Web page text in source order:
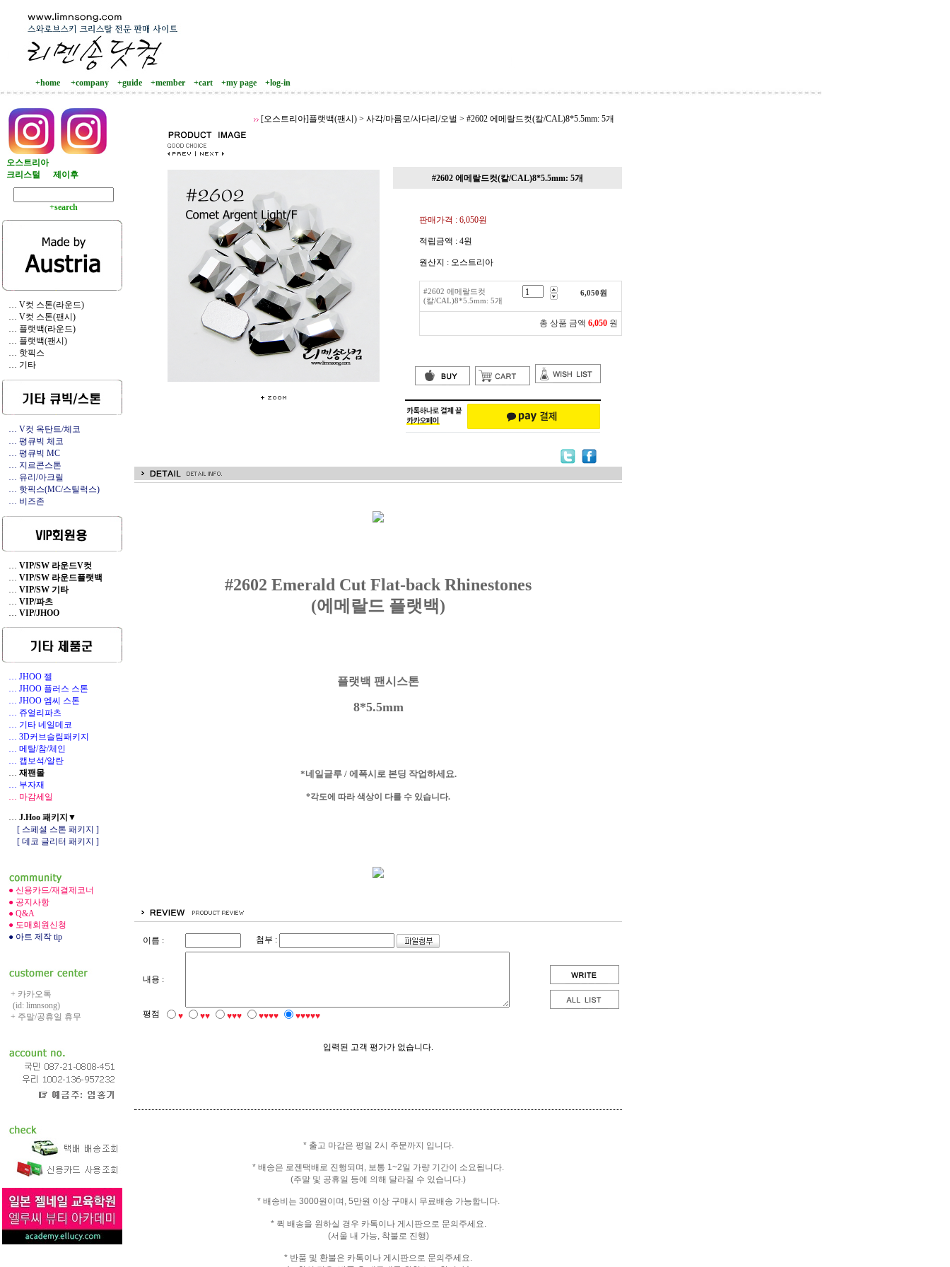
+home +company +guide +member +cart +my page +log-in
오스트리아
크리스털
제이후
+search
… V컷 스톤(라운드)
… V컷 스톤(팬시)
… 플랫백(라운드)
… 플랫백(팬시)
… 핫픽스
… 기타
… V컷 옥탄트/체코
… 평큐빅 체코
… 평큐빅 MC
… 지르콘스톤
… 유리/아크릴
… 핫픽스(MC/스틸럭스)
… 비즈존
… VIP/SW 라운드V컷
… VIP/SW 라운드플랫백
… VIP/SW 기타
… VIP/파츠
… VIP/JHOO
… JHOO 젤
… JHOO 플러스 스톤
… JHOO 엠씨 스톤
… 쥬얼리파츠
… 기타 네일데코
… 3D커브슬림패키지
… 메탈/참/체인
… 캡보석/알란
… 재팬몰
… 부자재
… 마감세일
… J.Hoo 패키지▼
[ 스페셜 스톤 패키지 ]
[ 데코 글리터 패키지 ]
● 신용카드/재결제코너
● 공지사항
● Q&A
● 도매회원신청
● 아트 제작 tip
+ 카카오톡
(id: limnsong)
+ 주말/공휴일 휴무
[오스트리아]플랫백(팬시) > 사각/마름모/사다리/오벌 > #2602 에메랄드컷(칼/CAL)8*5.5mm: 5개
#2602 에메랄드컷(칼/CAL)8*5.5mm: 5개
판매가격 : 6,050원
적립금액 : 4원
원산지 : 오스트리아
#2602 에메랄드컷
(칼/CAL)8*5.5mm: 5개
6,050원
총 상품 금액 6,050 원
#2602 Emerald Cut Flat-back Rhinestones
(에메랄드 플랫백)
플랫백 팬시스톤
8*5.5mm
*네일글루 / 에폭시로 본딩 작업하세요.
*각도에 따라 색상이 다를 수 있습니다.
이름 : 첨부 :
내용 :
평점 ♥ ♥♥ ♥♥♥ ♥♥♥♥ ♥♥♥♥♥
입력된 고객 평가가 없습니다.
* 출고 마감은 평일 2시 주문까지 입니다.
* 배송은 로젠택배로 진행되며, 보통 1~2일 가량 기간이 소요됩니다.
(주말 및 공휴일 등에 의해 달라질 수 있습니다.)
* 배송비는 3000원이며, 5만원 이상 구매시 무료배송 가능합니다.
* 퀵 배송을 원하실 경우 카톡이나 게시판으로 문의주세요.
(서울 내 가능, 착불로 진행)
* 반품 및 환불은 카톡이나 게시판으로 문의주세요.